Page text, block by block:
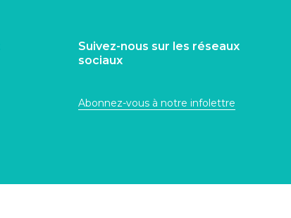
Suivez-nous sur les réseaux
sociaux
Abonnez-vous à notre infolettre